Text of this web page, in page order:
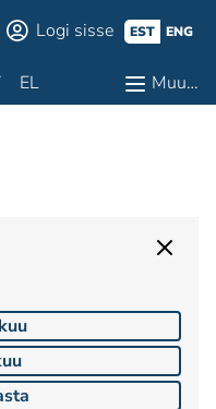
Logi sisse EST ENG
EL Muu…